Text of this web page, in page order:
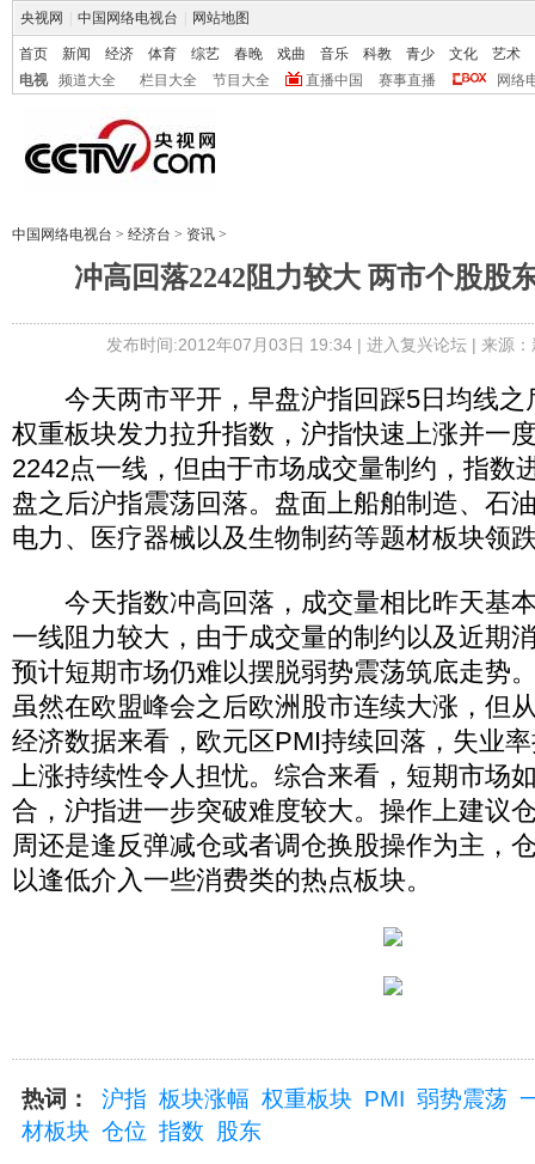
央视网 中国网络电视台 网站地图
首页 新闻 经济 体育 综艺 春晚 戏曲 音乐 科教 青少 文化
艺术
电视
频道大全 栏目大全 节目大全 直播中国 赛事直播 网络
中国网络电视台 > 经济台 > 资讯 >
冲高回落2242阻力较大 两市个股股
发布时间:2012年07月03日 19:34 | 进入复兴论坛| 来源
今天两市平开，早盘沪指回踩5日均线之
权重板块发力拉升指数，沪指快速上涨并一
2242点一线，但由于市场成交量制约，指数
盘之后沪指震荡回落。盘面上船舶制造、石
电力、医疗器械以及生物制药等题材板块领
今天指数冲高回落，成交量相比昨天基
一线阻力较大，由于成交量的制约以及近期
预计短期市场仍难以摆脱弱势震荡筑底走势
虽然在欧盟峰会之后欧洲股市连续大涨，但
经济数据来看，欧元区PMI持续回落，失业
上涨持续性令人担忧。综合来看，短期市场
合，沪指进一步突破难度较大。操作上建议
周还是逢反弹减仓或者调仓换股操作为主，
以逢低介入一些消费类的热点板块。
热词： 沪指 板块涨幅 权重板块 PMI 弱势震荡
材板块 仓位 指数 股东